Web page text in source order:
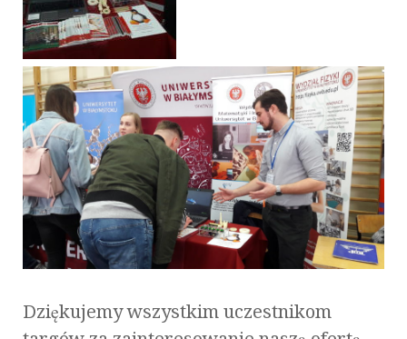
Dziękujemy wszystkim uczestnikom